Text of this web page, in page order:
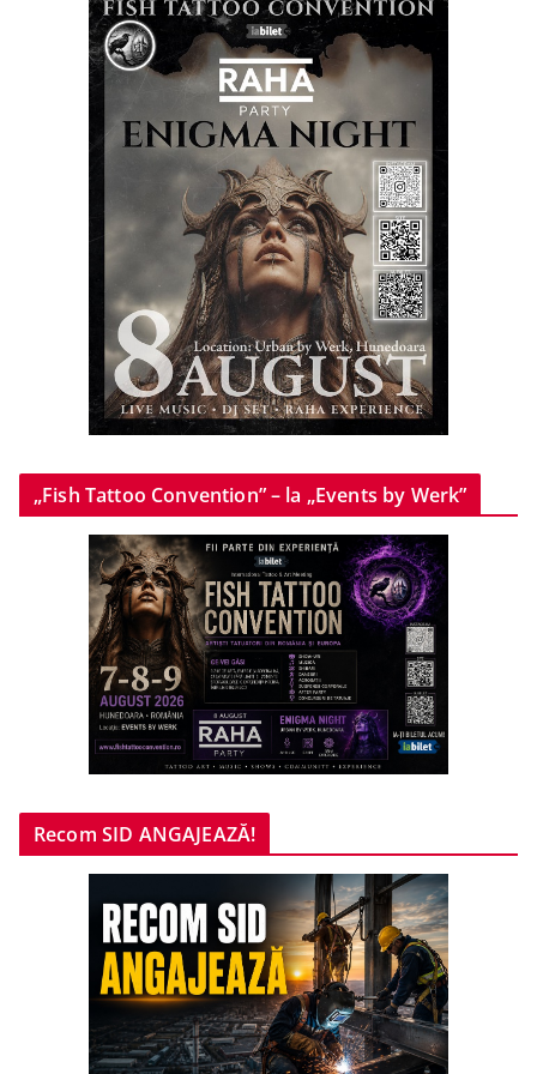
„Fish Tattoo Convention” – la „Events by Werk”
Recom SID ANGAJEAZĂ!